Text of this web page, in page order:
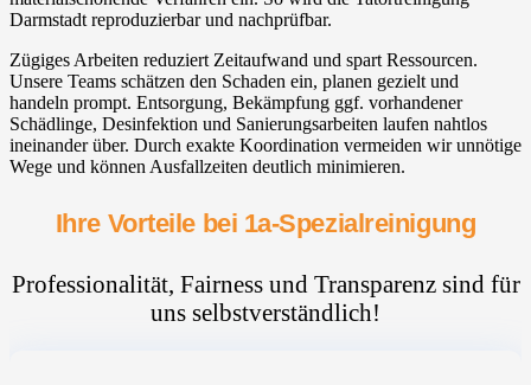
Darmstadt reproduzierbar und nachprüfbar.
Zügiges Arbeiten reduziert Zeitaufwand und spart Ressourcen.
Unsere Teams schätzen den Schaden ein, planen gezielt und
handeln prompt. Entsorgung, Bekämpfung ggf. vorhandener
Schädlinge, Desinfektion und Sanierungsarbeiten laufen nahtlos
ineinander über. Durch exakte Koordination vermeiden wir unnötige
Wege und können Ausfallzeiten deutlich minimieren.
Ihre Vorteile bei 1a-Spezialreinigung
Professionalität, Fairness und Transparenz sind für
uns selbstverständlich!